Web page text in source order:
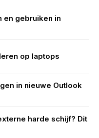
en gebruiken in
op laptops
in nieuwe Outlook
harde schijf? Dit